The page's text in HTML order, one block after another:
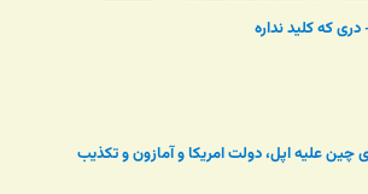
علیه اپل، دولت امریکا و آمازون و تکذیب